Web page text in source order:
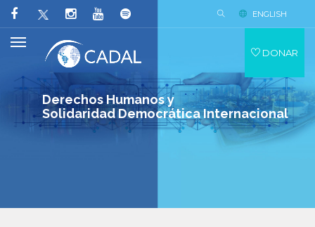
Derechos Humanos y
Solidaridad Democrática Internacional
ENGLISH
DONAR